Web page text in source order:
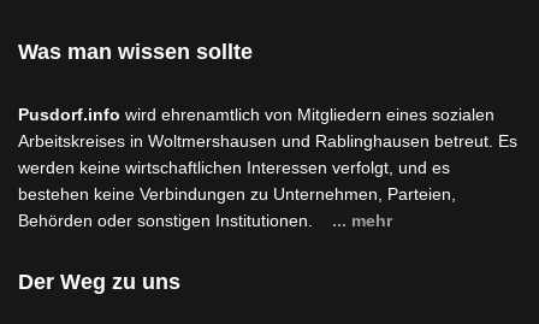
Was man wissen sollte
Pusdorf.info wird ehrenamtlich von Mitgliedern eines sozialen
Arbeitskreises in Woltmershausen und Rablinghausen betreut. Es
werden keine wirtschaftlichen Interessen verfolgt, und es
bestehen keine Verbindungen zu Unternehmen, Parteien,
Behörden oder sonstigen Institutionen. ... mehr
Der Weg zu uns